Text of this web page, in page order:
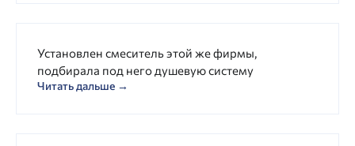
Установлен смеситель этой же фирмы,
подбирала под него душевую систему
Читать дальше →